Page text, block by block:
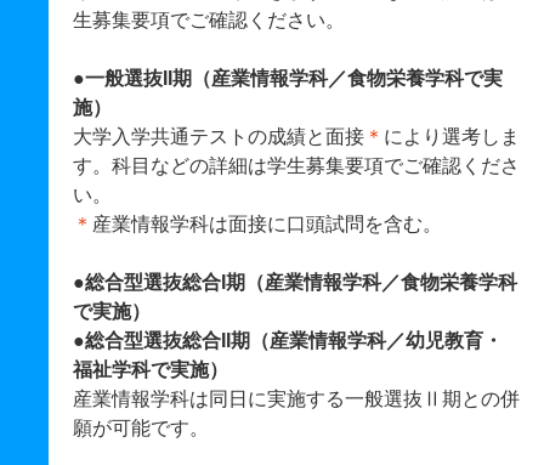
生募集要項でご確認ください。
●一般選抜II期（産業情報学科／食物栄養学科で実
施）
大学入学共通テストの成績と面接 ＊ により選考しま
す。科目などの詳細は学生募集要項でご確認くださ
い。
＊ 産業情報学科は面接に口頭試問を含む。
●総合型選抜総合I期（産業情報学科／食物栄養学科
で実施）
●総合型選抜総合II期（産業情報学科／幼児教育・
福祉学科で実施）
産業情報学科は同日に実施する一般選抜Ⅱ期との併
願が可能です。